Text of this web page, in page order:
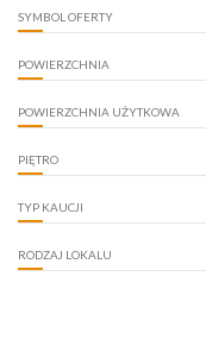
SYMBOL OFERTY
POWIERZCHNIA
POWIERZCHNIA UŻYTKOWA
PIĘTRO
TYP KAUCJI
RODZAJ LOKALU